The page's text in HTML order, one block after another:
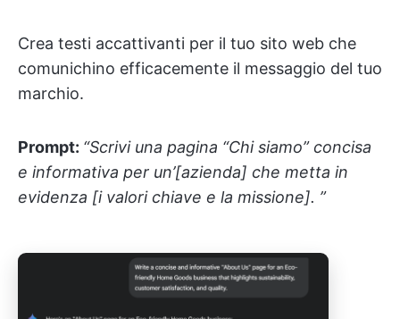
Crea testi accattivanti per il tuo sito web che
comunichino efficacemente il messaggio del tuo
marchio.
Prompt: “Scrivi una pagina “Chi siamo” concisa
e informativa per un’[azienda] che metta in
evidenza [i valori chiave e la missione]. ”